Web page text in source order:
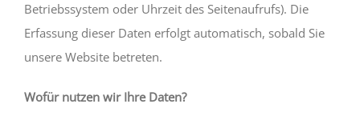
Betriebssystem oder Uhrzeit des Seitenaufrufs). Die
Erfassung dieser Daten erfolgt automatisch, sobald Sie
unsere Website betreten.
Wofür nutzen wir Ihre Daten?